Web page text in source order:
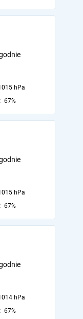
hPa
67%
hPa
67%
hPa
67%